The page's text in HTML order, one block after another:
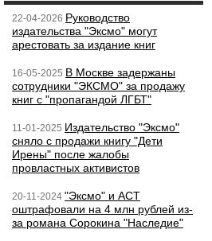
22-04-2026 Руководство
издательства "Эксмо" могут
арестовать за издание книг
16-05-2025 В Москве задержаны
сотрудники "ЭКСМО" за продажу
книг с "пропагандой ЛГБТ"
11-01-2025 Издательство "Эксмо"
сняло с продажи книгу "Дети
Ирены" после жалобы
провластных активистов
20-11-2024 "Эксмо" и АСТ
оштрафовали на 4 млн рублей из-
за романа Сорокина "Наследие"